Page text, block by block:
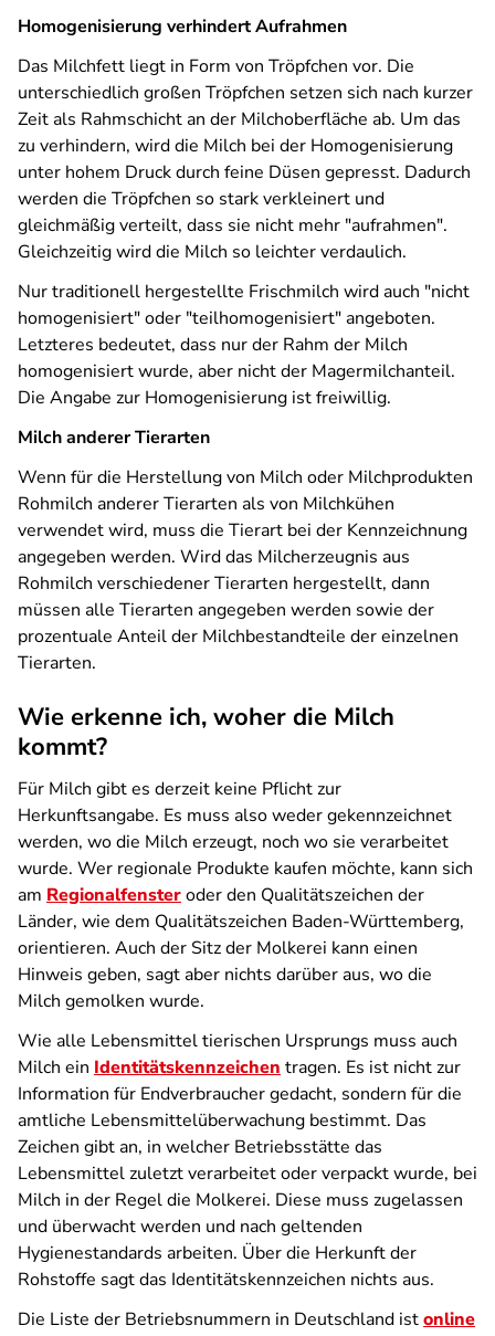
Homogenisierung verhindert Aufrahmen
Das Milchfett liegt in Form von Tröpfchen vor. Die
unterschiedlich großen Tröpfchen setzen sich nach kurzer
Zeit als Rahmschicht an der Milchoberfläche ab. Um das
zu verhindern, wird die Milch bei der Homogenisierung
unter hohem Druck durch feine Düsen gepresst. Dadurch
werden die Tröpfchen so stark verkleinert und
gleichmäßig verteilt, dass sie nicht mehr "aufrahmen".
Gleichzeitig wird die Milch so leichter verdaulich.
Nur traditionell hergestellte Frischmilch wird auch "nicht
homogenisiert" oder "teilhomogenisiert" angeboten.
Letzteres bedeutet, dass nur der Rahm der Milch
homogenisiert wurde, aber nicht der Magermilchanteil.
Die Angabe zur Homogenisierung ist freiwillig.
Milch anderer Tierarten
Wenn für die Herstellung von Milch oder Milchprodukten
Rohmilch anderer Tierarten als von Milchkühen
verwendet wird, muss die Tierart bei der Kennzeichnung
angegeben werden. Wird das Milcherzeugnis aus
Rohmilch verschiedener Tierarten hergestellt, dann
müssen alle Tierarten angegeben werden sowie der
prozentuale Anteil der Milchbestandteile der einzelnen
Tierarten.
Wie erkenne ich, woher die Milch
kommt?
Für Milch gibt es derzeit keine Pflicht zur
Herkunftsangabe. Es muss also weder gekennzeichnet
werden, wo die Milch erzeugt, noch wo sie verarbeitet
wurde. Wer regionale Produkte kaufen möchte, kann sich
am Regionalfensteroder den Qualitätszeichen der
Länder, wie dem Qualitätszeichen Baden-Württemberg,
orientieren. Auch der Sitz der Molkerei kann einen
Hinweis geben, sagt aber nichts darüber aus, wo die
Milch gemolken wurde.
Wie alle Lebensmittel tierischen Ursprungs muss auch
Milch ein Identitätskennzeichen tragen. Es ist nicht zur
Information für Endverbraucher gedacht, sondern für die
amtliche Lebensmittelüberwachung bestimmt. Das
Zeichen gibt an, in welcher Betriebsstätte das
Lebensmittel zuletzt verarbeitet oder verpackt wurde, bei
Milch in der Regel die Molkerei. Diese muss zugelassen
und überwacht werden und nach geltenden
Hygienestandards arbeiten. Über die Herkunft der
Rohstoffe sagt das Identitätskennzeichen nichts aus.
Die Liste der Betriebsnummern in Deutschland istonline